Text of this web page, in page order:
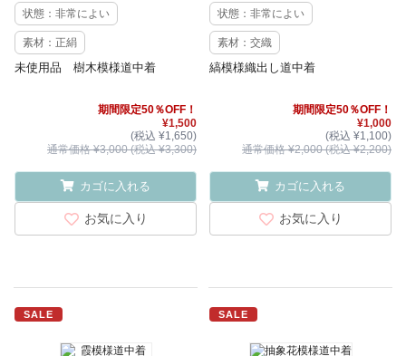
状態：非常によい
素材：正絹
未使用品 樹木模様道中着
期間限定50％OFF！
¥1,500
(税込 ¥1,650)
通常価格 ¥3,000 (税込 ¥3,300)
カゴに入れる
お気に入り
状態：非常によい
素材：交織
縞模様織出し道中着
期間限定50％OFF！
¥1,000
(税込 ¥1,100)
通常価格 ¥2,000 (税込 ¥2,200)
カゴに入れる
お気に入り
SALE SALE